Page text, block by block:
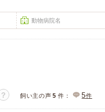
？ 飼い主の声 5 件： 5件